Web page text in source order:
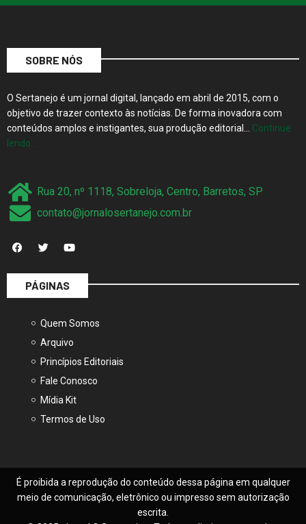
SOBRE NÓS
O Sertanejo é um jornal digital, lançado em abril de 2015, com o
objetivo de trazer contexto às notícias. De forma inovadora com
conteúdos amplos e instigantes, sua produção editorial… Continue
lendo…
Rua 20, nº 1118, Sobreloja, Centro, Barretos, SP
contato@jornalosertanejo.com.br
PÁGINAS
Quem Somos
Arquivo
Princípios Editoriais
Fale Conosco
Mídia Kit
Termos de Uso
É proibida a reprodução do conteúdo dessa página em qualquer
meio de comunicação, eletrônico ou impresso sem autorização
escrita.